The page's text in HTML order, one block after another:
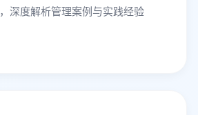
深度解析管理案例与实践经验